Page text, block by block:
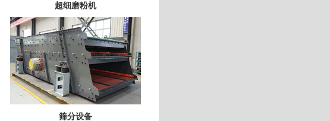
超细磨粉机
筛分设备